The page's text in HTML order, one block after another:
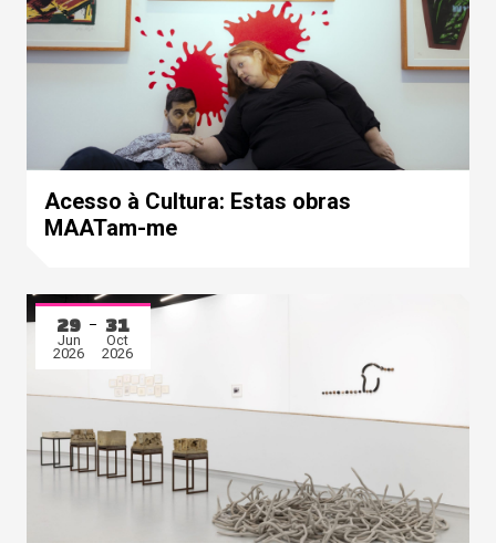
Acesso à Cultura: Estas obras
MAATam-me
29
Jun
2026
31
Oct
2026